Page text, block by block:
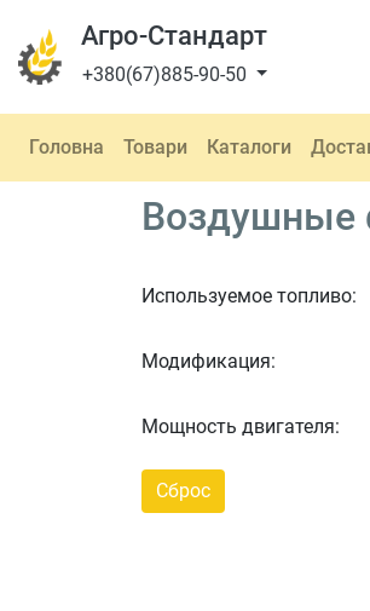
Агро-Стандарт
+380(67)885-90-50
Головна Товари Каталоги
Воздушные
Используемое топливо:
Модификация:
Мощность двигателя: